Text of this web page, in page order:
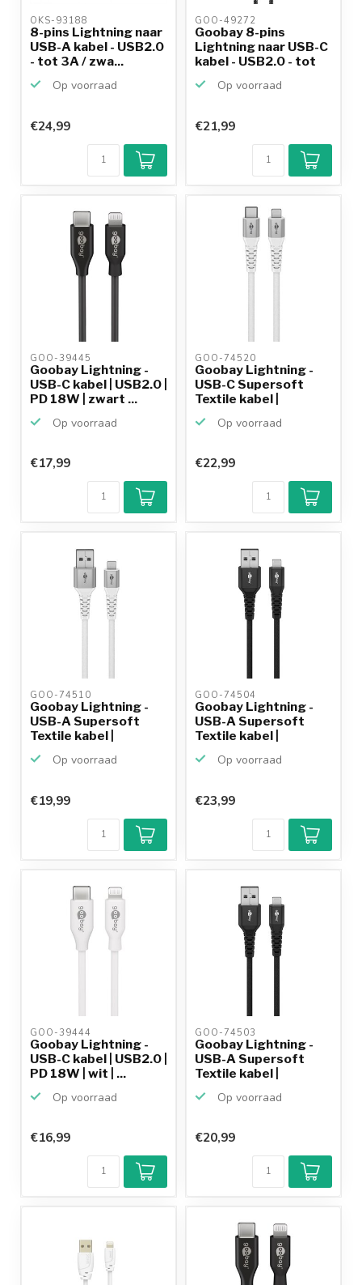
OKS-93188
8-pins Lightning naar
USB-A kabel - USB2.0
- tot 3A / zwa...
Op voorraad
€24,99
GOO-49272
Goobay 8-pins
Lightning naar USB-C
kabel - USB2.0 - tot
Op voorraad
€21,99
GOO-39445
Goobay Lightning -
USB-C kabel | USB2.0 |
PD 18W | zwart ...
Op voorraad
€17,99
GOO-74520
Goobay Lightning -
USB-C Supersoft
Textile kabel |
Op voorraad
€22,99
GOO-74510
Goobay Lightning -
USB-A Supersoft
Textile kabel |
Op voorraad
€19,99
GOO-74504
Goobay Lightning -
USB-A Supersoft
Textile kabel |
Op voorraad
€23,99
GOO-39444
Goobay Lightning -
USB-C kabel | USB2.0 |
PD 18W | wit | ...
Op voorraad
€16,99
GOO-74503
Goobay Lightning -
USB-A Supersoft
Textile kabel |
Op voorraad
€20,99